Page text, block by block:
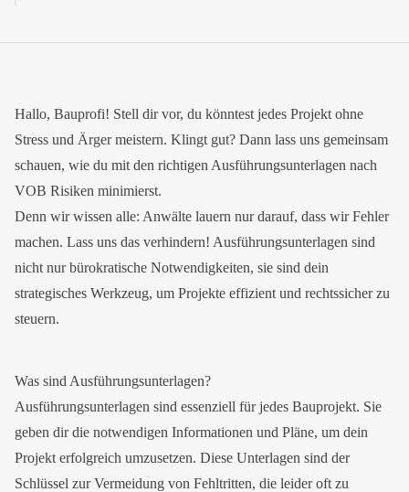
Hallo, Bauprofi! Stell dir vor, du könntest jedes Projekt ohne
Stress und Ärger meistern. Klingt gut? Dann lass uns gemeinsam
schauen, wie du mit den richtigen Ausführungsunterlagen nach
VOB Risiken minimierst.
Denn wir wissen alle: Anwälte lauern nur darauf, dass wir Fehler
machen. Lass uns das verhindern! Ausführungsunterlagen sind
nicht nur bürokratische Notwendigkeiten, sie sind dein
strategisches Werkzeug, um Projekte effizient und rechtssicher zu
steuern.
Was sind Ausführungsunterlagen?
Ausführungsunterlagen sind essenziell für jedes Bauprojekt. Sie
geben dir die notwendigen Informationen und Pläne, um dein
Projekt erfolgreich umzusetzen. Diese Unterlagen sind der
Schlüssel zur Vermeidung von Fehltritten, die leider oft zu